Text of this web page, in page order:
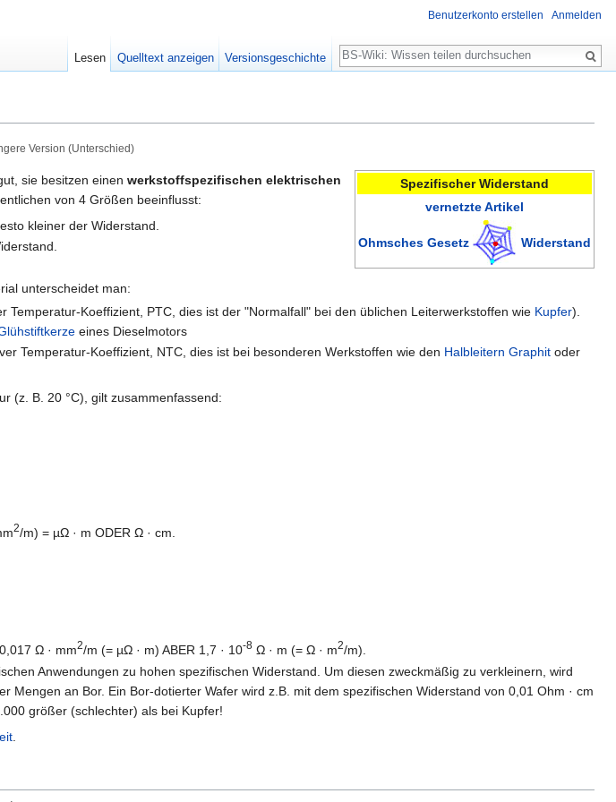
Version (Unterschied)
Spezifischer Widerstand
vernetzte Artikel
Ohmsches Gesetz Widerstand
sie besitzen einen werkstoffspezifischen elektrischen
von 4 Größen beeinflusst:
kleiner der Widerstand.
unterscheidet man:
Koeffizient, PTC, dies ist der "Normalfall" bei den üblichen Leiterwerkstoffen wie Kupfer).
eines Dieselmotors
Temperatur-Koeffizient, NTC, dies ist bei besonderen Werkstoffen wie den Halbleitern Graphitoder
(z. B. 20 °C), gilt zusammenfassend:
2/m) = µΩ · m ODER Ω · cm.
Ω · mm2/m (= µΩ · m) ABER 1,7 · 10-8 Ω · m (= Ω · m2/m).
Anwendungen zu hohen spezifischen Widerstand. Um diesen zweckmäßig zu verkleinern, wird
Mengen an Bor. Ein Bor-dotierter Wafer wird z.B. mit dem spezifischen Widerstand von 0,01 Ohm · cm
größer (schlechter) als bei Kupfer!
Benutzerkonto erstellen Anmelden
Lesen Quelltext anzeigen Versionsgeschichte
Suche